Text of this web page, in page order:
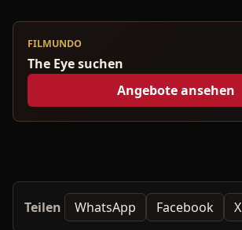
FILMUNDO
The Eye suchen
Angebote ansehen
Teilen WhatsApp Facebook X